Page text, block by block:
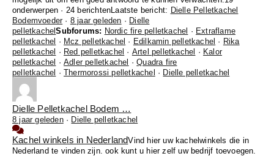
onderwerpen · 24 berichten Laatste bericht: Dielle Pelletkachel
Bodemvoeder· 8 jaar geleden · Dielle
pelletkachelSubforums: Nordic fire pelletkachel · Extraflame
pelletkachel
· Mcz pelletkachel · Edilkamin pelletkachel · Rika
pelletkachel
· Red pelletkachel · Artel pelletkachel · Kalor
pelletkachel
·Adler pelletkachel ·Quadra fire
pelletkachel
·Thermorossi pelletkachel · Dielle pelletkachel
Dielle Pelletkachel Bodem …
8 jaar geleden· Dielle pelletkachel
Kachel winkels in NederlandVind hier uw kachelwinkels die in
Nederland te vinden zijn. ook kunt u hier zelf uw bedrijf toevoegen.